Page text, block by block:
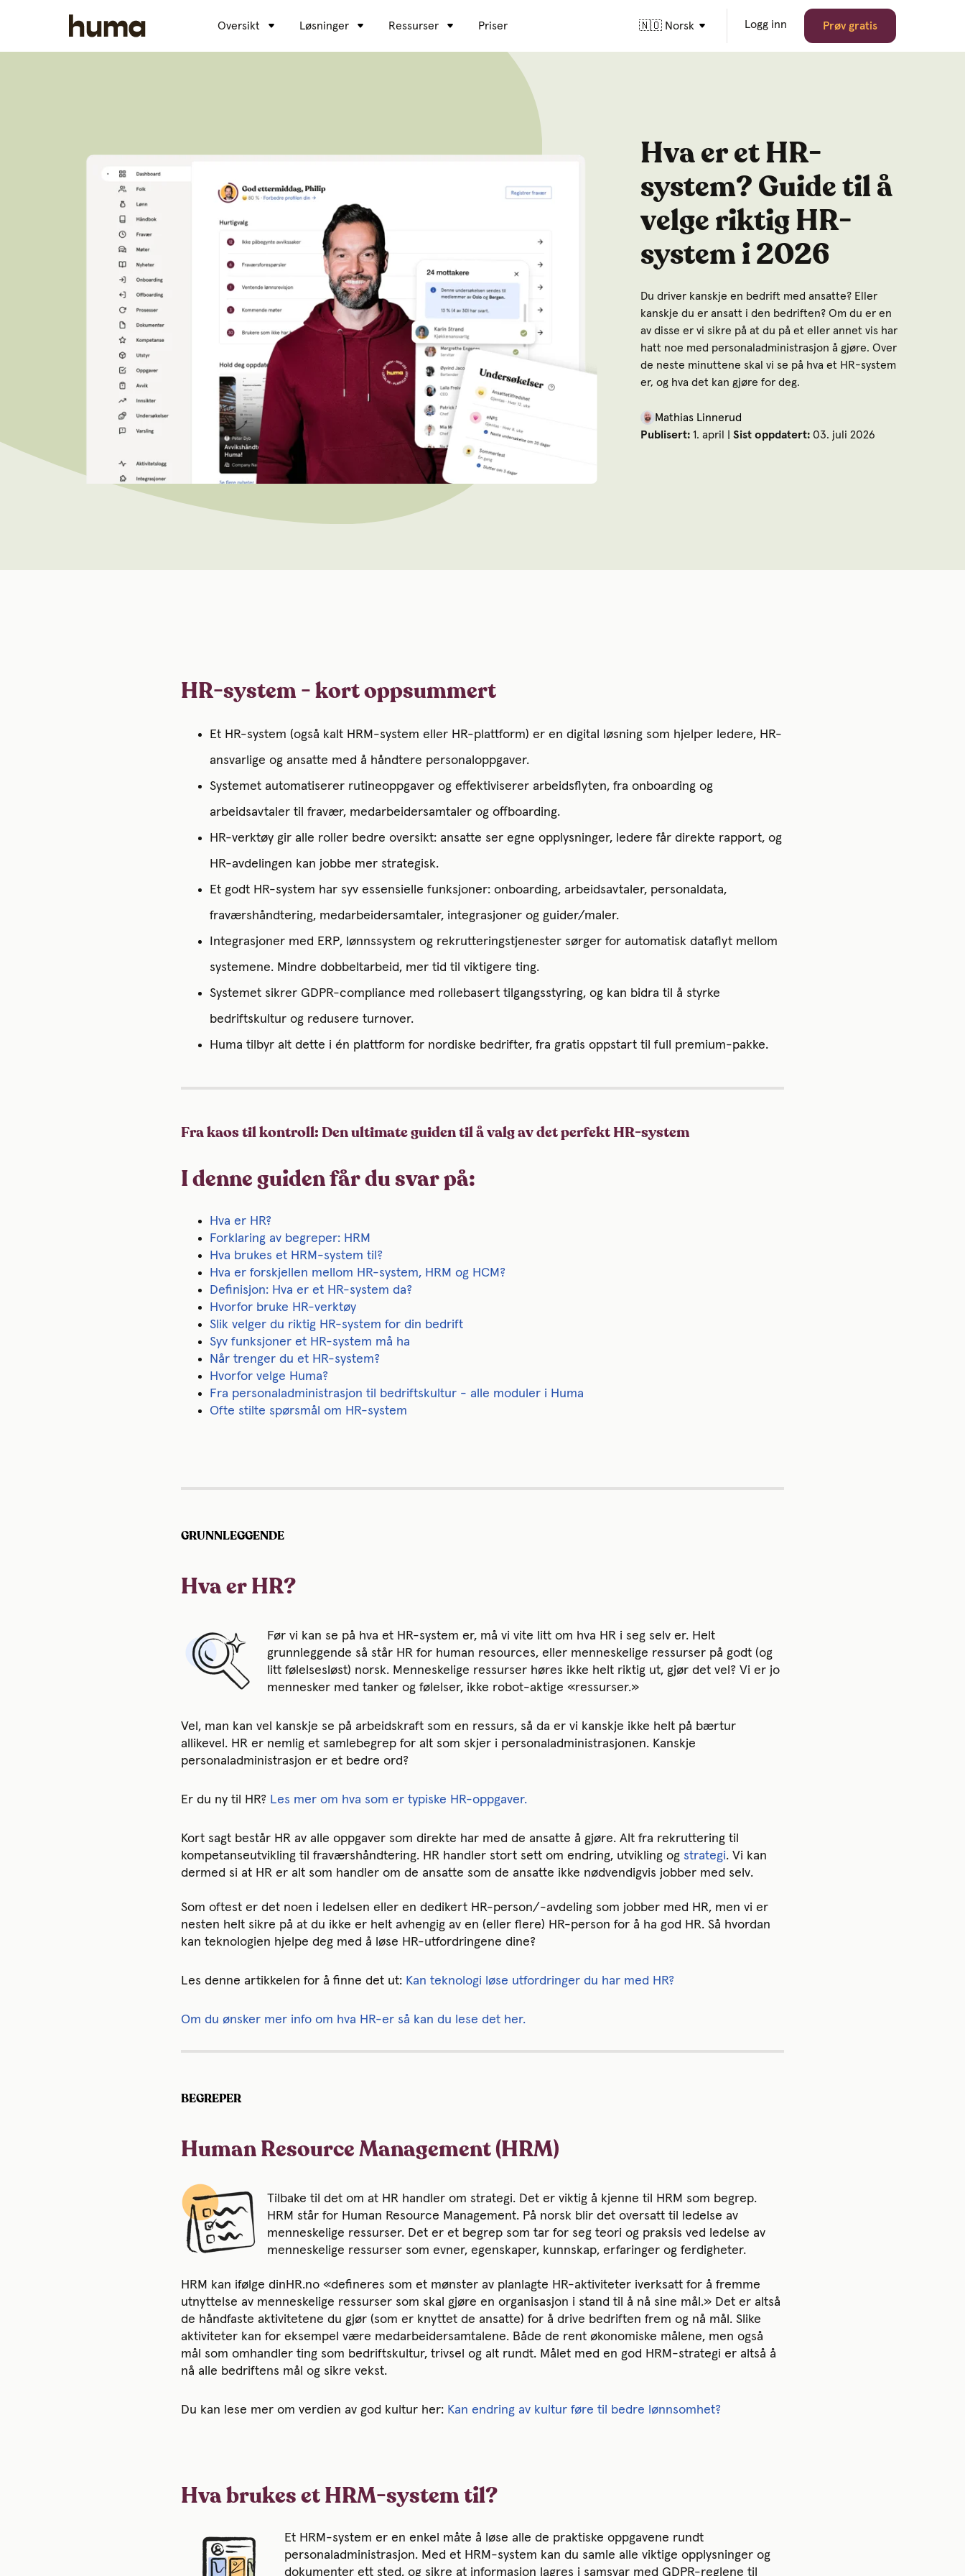
Oversikt Løsninger Ressurser Priser 🇳🇴 Norsk Logg inn Prøv gratis
Hva er et HR-
system? Guide til å
velge riktig HR-
system i 2026
Du driver kanskje en bedrift med ansatte? Eller
kanskje du er ansatt i den bedriften? Om du er en
av disse er vi sikre på at du på et eller annet vis har
hatt noe med personaladministrasjon å gjøre. Over
de neste minuttene skal vi se på hva et HR-system
er, og hva det kan gjøre for deg.
Mathias Linnerud
Publisert: 1. april | Sist oppdatert: 03. juli 2026
HR-system - kort oppsummert
Et HR-system (også kalt HRM-system eller HR-plattform) er en digital løsning som hjelper ledere, HR-
ansvarlige og ansatte med å håndtere personaloppgaver.
Systemet automatiserer rutineoppgaver og effektiviserer arbeidsflyten, fra onboarding og
arbeidsavtaler til fravær, medarbeidersamtaler og offboarding.
HR-verktøy gir alle roller bedre oversikt: ansatte ser egne opplysninger, ledere får direkte rapport, og
HR-avdelingen kan jobbe mer strategisk.
Et godt HR-system har syv essensielle funksjoner: onboarding, arbeidsavtaler, personaldata,
fraværshåndtering, medarbeidersamtaler, integrasjoner og guider/maler.
Integrasjoner med ERP, lønnssystem og rekrutteringstjenester sørger for automatisk dataflyt mellom
systemene. Mindre dobbeltarbeid, mer tid til viktigere ting.
Systemet sikrer GDPR-compliance med rollebasert tilgangsstyring, og kan bidra til å styrke
bedriftskultur og redusere turnover.
Huma tilbyr alt dette i én plattform for nordiske bedrifter, fra gratis oppstart til full premium-pakke.
Fra kaos til kontroll: Den ultimate guiden til å valg av det perfekt HR-system
I denne guiden får du svar på:
Hva er HR?
Forklaring av begreper: HRM
Hva brukes et HRM-system til?
Hva er forskjellen mellom HR-system, HRM og HCM?
Definisjon: Hva er et HR-system da?
Hvorfor bruke HR-verktøy
Slik velger du riktig HR-system for din bedrift
Syv funksjoner et HR-system må ha
Når trenger du et HR-system?
Hvorfor velge Huma?
Fra personaladministrasjon til bedriftskultur - alle moduler i Huma
Ofte stilte spørsmål om HR-system
GRUNNLEGGENDE
Hva er HR?
Før vi kan se på hva et HR-system er, må vi vite litt om hva HR i seg selv er. Helt
grunnleggende så står HR for human resources, eller menneskelige ressurser på godt (og
litt følelsesløst) norsk. Menneskelige ressurser høres ikke helt riktig ut, gjør det vel? Vi er jo
mennesker med tanker og følelser, ikke robot-aktige «ressurser.»
Vel, man kan vel kanskje se på arbeidskraft som en ressurs, så da er vi kanskje ikke helt på bærtur
allikevel. HR er nemlig et samlebegrep for alt som skjer i personaladministrasjonen. Kanskje
personaladministrasjon er et bedre ord?
Er du ny til HR? Les mer om hva som er typiske HR-oppgaver.
Kort sagt består HR av alle oppgaver som direkte har med de ansatte å gjøre. Alt fra rekruttering til
kompetanseutvikling til fraværshåndtering. HR handler stort sett om endring, utvikling og strategi. Vi kan
dermed si at HR er alt som handler om de ansatte som de ansatte ikke nødvendigvis jobber med selv.
Som oftest er det noen i ledelsen eller en dedikert HR-person/-avdeling som jobber med HR, men vi er
nesten helt sikre på at du ikke er helt avhengig av en (eller flere) HR-person for å ha god HR. Så hvordan
kan teknologien hjelpe deg med å løse HR-utfordringene dine?
Les denne artikkelen for å finne det ut: Kan teknologi løse utfordringer du har med HR?
Om du ønsker mer info om hva HR-er så kan du lese det her.
BEGREPER
Human Resource Management (HRM)
Tilbake til det om at HR handler om strategi. Det er viktig å kjenne til HRM som begrep.
HRM står for Human Resource Management. På norsk blir det oversatt til ledelse av
menneskelige ressurser. Det er et begrep som tar for seg teori og praksis ved ledelse av
menneskelige ressurser som evner, egenskaper, kunnskap, erfaringer og ferdigheter.
HRM kan ifølge dinHR.no «defineres som et mønster av planlagte HR-aktiviteter iverksatt for å fremme
utnyttelse av menneskelige ressurser som skal gjøre en organisasjon i stand til å nå sine mål.» Det er altså
de håndfaste aktivitetene du gjør (som er knyttet de ansatte) for å drive bedriften frem og nå mål. Slike
aktiviteter kan for eksempel være medarbeidersamtalene. Både de rent økonomiske målene, men også
mål som omhandler ting som bedriftskultur, trivsel og alt rundt. Målet med en god HRM-strategi er altså å
nå alle bedriftens mål og sikre vekst.
Du kan lese mer om verdien av god kultur her: Kan endring av kultur føre til bedre lønnsomhet?
Hva brukes et HRM-system til?
Et HRM-system er en enkel måte å løse alle de praktiske oppgavene rundt
personaladministrasjon. Med et HRM-system kan du samle alle viktige opplysninger og
dokumenter ett sted, og sikre at informasjon lagres i samsvar med GDPR-reglene til